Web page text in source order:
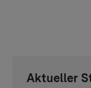
Aktueller